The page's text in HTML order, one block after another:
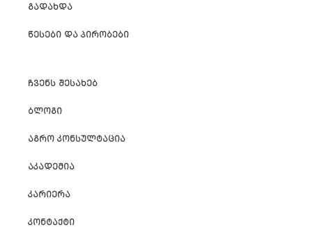
ᲒᲐᲓᲐᲮᲓᲐ
ᲬᲔᲡᲔᲑᲘ ᲓᲐ ᲞᲘᲠᲝᲑᲔᲑᲘ
ᲩᲕᲔᲜᲡ ᲨᲔᲡᲐᲮᲔᲑ
ᲑᲚᲝᲒᲘ
ᲐᲒᲠᲝ ᲙᲝᲜᲡᲣᲚᲢᲐᲪᲘᲐ
ᲐᲙᲐᲓᲔᲛᲘᲐ
ᲙᲐᲠᲘᲔᲠᲐ
ᲙᲝᲜᲢᲐᲥᲢᲘ